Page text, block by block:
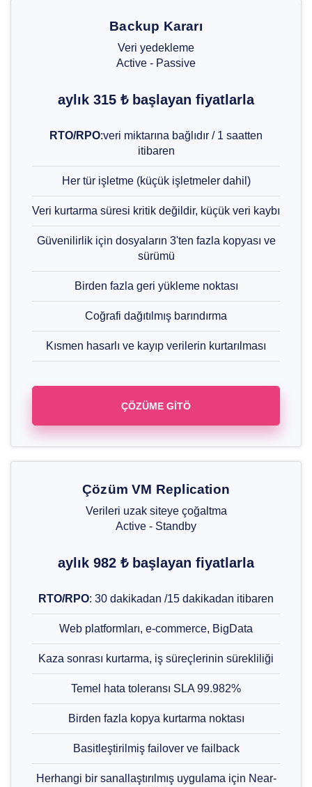
Backup Kararı
Veri yedekleme
Active - Passive
aylık 315 ₺ başlayan fiyatlarla
RTO/RPO:veri miktarına bağlıdır / 1 saatten
itibaren
Her tür işletme (küçük işletmeler dahil)
Veri kurtarma süresi kritik değildir, küçük veri kaybı
Güvenilirlik için dosyaların 3'ten fazla kopyası ve
sürümü
Birden fazla geri yükleme noktası
Coğrafi dağıtılmış barındırma
Kısmen hasarlı ve kayıp verilerin kurtarılması
ÇÖZÜME GİTÖ
Çözüm VM Replication
Verileri uzak siteye çoğaltma
Active - Standby
aylık 982 ₺ başlayan fiyatlarla
RTO/RPO: 30 dakikadan /15 dakikadan itibaren
Web platformları, e-commerce, BigData
Kaza sonrası kurtarma, iş süreçlerinin sürekliliği
Temel hata toleransı SLA 99.982%
Birden fazla kopya kurtarma noktası
Basitleştirilmiş failover ve failback
Herhangi bir sanallaştırılmış uygulama için Near-